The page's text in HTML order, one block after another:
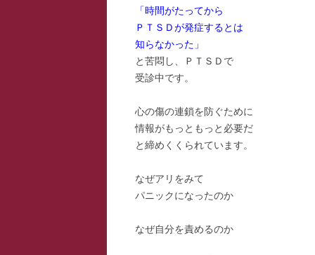
「時間がたってから
ＰＴＳＤが発症するとは
知らなかった」
と苦悶し、ＰＴＳＤで
受診中です。
心の傷の連鎖を防ぐために
情報がもっともっと必要だ
と締めくくられています。
なぜアリをみて
パニックになったのか
なぜ自分を責めるのか